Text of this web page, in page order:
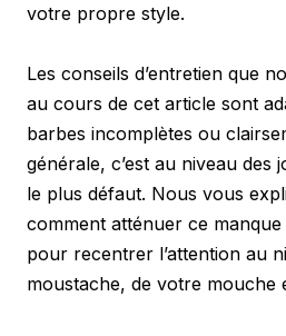
votre propre style.
Les conseils d’entretien que
au cours de cet article sont
barbes incomplètes ou
générale, c’est au niveau des
le plus défaut. Nous vous
comment atténuer ce
pour recentrer l’attention au
moustache, de votre mouche